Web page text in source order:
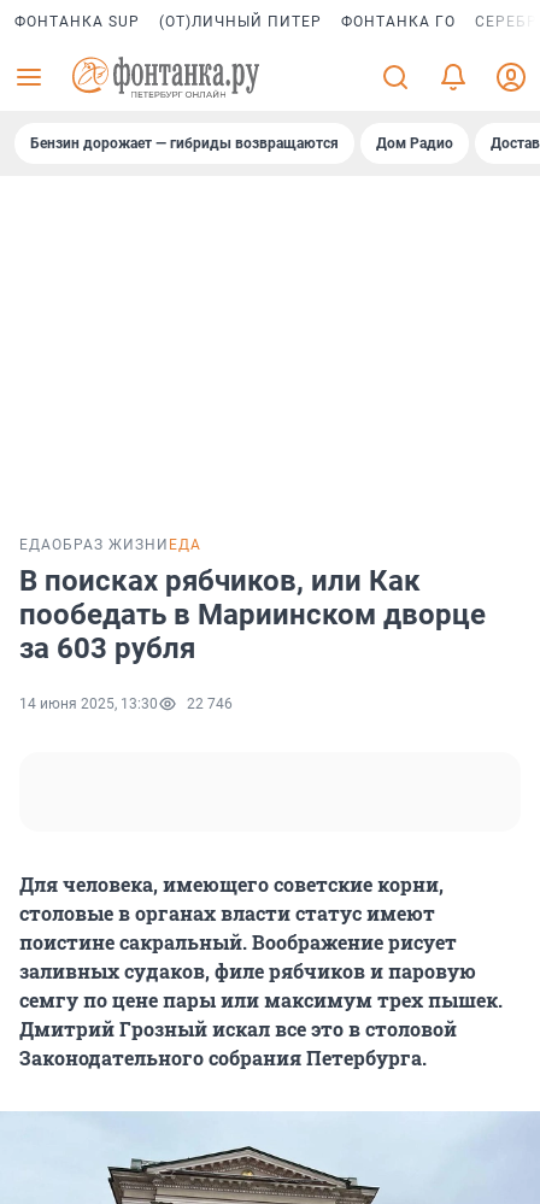
ФОНТАНКА SUP (ОТ)ЛИЧНЫЙ ПИТЕР ФОНТАНКА ГО
Бензин дорожает — гибриды возвращаются Дом Радио
ЕДАОБРАЗ ЖИЗНИ ЕДА
В поисках рябчиков, или Как
пообедать в Мариинском дворце
за 603 рубля
14 июня 2025, 13:30 22 746
Для человека, имеющего советские корни,
столовые в органах власти статус имеют
поистине сакральный. Воображение рисует
заливных судаков, филе рябчиков и паровую
семгу по цене пары или максимум трех пышек.
Дмитрий Грозный искал все это в столовой
Законодательного собрания Петербурга.